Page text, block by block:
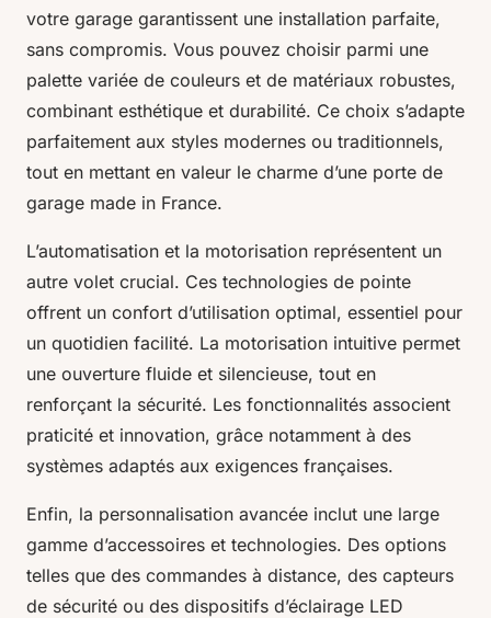
votre garage garantissent une installation parfaite,
sans compromis. Vous pouvez choisir parmi une
palette variée de couleurs et de matériaux robustes,
combinant esthétique et durabilité. Ce choix s’adapte
parfaitement aux styles modernes ou traditionnels,
tout en mettant en valeur le charme d’une porte de
garage made in France.
L’automatisation et la motorisation représentent un
autre volet crucial. Ces technologies de pointe
offrent un confort d’utilisation optimal, essentiel pour
un quotidien facilité. La motorisation intuitive permet
une ouverture fluide et silencieuse, tout en
renforçant la sécurité. Les fonctionnalités associent
praticité et innovation, grâce notamment à des
systèmes adaptés aux exigences françaises.
Enfin, la personnalisation avancée inclut une large
gamme d’accessoires et technologies. Des options
telles que des commandes à distance, des capteurs
de sécurité ou des dispositifs d’éclairage LED